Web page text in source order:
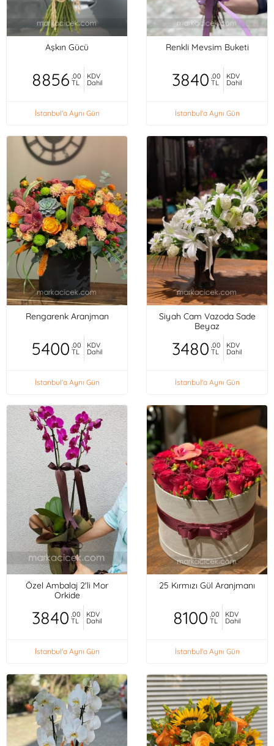
Aşkın Gücü
8856 ,00
TL
KDV
Dahil
İstanbul'a Aynı Gün
Renkli Mevsim Buketi
3840 ,00
TL
KDV
Dahil
İstanbul'a Aynı Gün
Rengarenk Aranjman
5400 ,00
TL
KDV
Dahil
İstanbul'a Aynı Gün
Siyah Cam Vazoda Sade
Beyaz
3480 ,00
TL
KDV
Dahil
İstanbul'a Aynı Gün
Özel Ambalaj 2'li Mor
Orkide
3840 ,00
TL
KDV
Dahil
İstanbul'a Aynı Gün
25 Kırmızı Gül Aranjmanı
8100 ,00
TL
KDV
Dahil
İstanbul'a Aynı Gün